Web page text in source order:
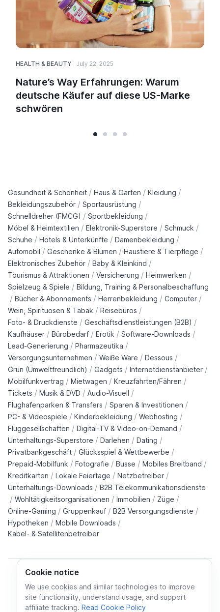
Cookie notice
We use cookies and similar technologies to improve
site functionality, understand usage, and support
affiliate tracking. Read Cookie Policy
HEALTH & BEAUTY July 22, 2025
Nature’s Way Erfahrungen: Warum
deutsche Käufer auf diese US-Marke
schwören
Gesundheit & Schönheit / Haus & Garten / Kleidung /
Bekleidungszubehör / Sportausrüstung /
Schnelldreher (FMCG) / Sportbekleidung /
Möbel & Heimtextilien / Elektronik-Superstore / Schmuck /
Schuhe / Hotels & Unterkünfte / Damenbekleidung /
Automobil / Geschenke & Blumen / Haustiere & Tierpflege /
Elektronisches Zubehör / Baby & Kleinkind /
Tourismus & Attraktionen / Versicherung / Heimwerken /
Spielzeug & Spiele / Bildung, Training & Personalbeschaffung
/ Bücher & Abonnements / Herrenbekleidung / Computer /
Wein, Spirituosen & Tabak / Reisebüros /
Foto- & Druckdienste / Geschäftsdienstleistungen (B2B) /
Kaufhäuser / Bürobedarf / Erotik / Software-Downloads /
Lead-Generierung / Pharmazeutika /
Versorgungsunternehmen / Weiße Ware / Dessous /
Grün (Umweltfreundlich) / Gadgets / Internetdienstanbieter /
Mobilfunkvertrag / Mietwagen / Kreuzfahrten/Fähren /
Tickets / Musik & DVD / Audio-Visuell /
Flughafenparken & Transfers / Sparen & Investitionen /
PC- & Videospiele / Kinderbekleidung / Webhosting /
Fluggesellschaften / Digital-TV & Video-on-Demand /
Unterhaltungs-Superstore / Darlehen / Dating /
Privatbankgeschäft / Glücksspiel & Wettbewerbe /
Prepaid-Mobilfunk / Fotografie / Busse / Mobiles Breitband /
Kreditkarten / Lokale Feiertage / Netzbetreiber /
Unterhaltungs-Downloads / B2B Telekommunikationsdienste
/ Wohltätigkeitsorganisationen / Immobilien / Züge /
Online-Gaming / Gruppenkauf / B2B Versorgungsdienste /
Hypotheken / Mobile Downloads /
Kabel- & Satellitenbetreiber
Cookie policy Cookies preferences
Privacy policy